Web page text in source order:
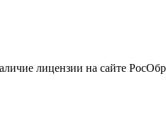
лицензии на сайте